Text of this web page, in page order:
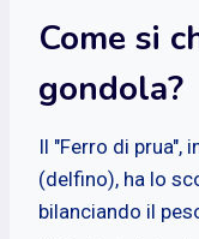
Come si
gondola?
Il "Ferro di prua",
(delfino), ha lo
bilanciando il